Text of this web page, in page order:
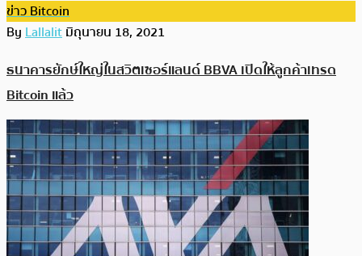
ข่าว Bitcoin
ByLallalitมิถุนายน 18, 2021
ธนาคารยักษ์ใหญ่ในสวิตเซอร์แลนด์ BBVA เปิดให้ลูกค้าเทรด
Bitcoin แล้ว